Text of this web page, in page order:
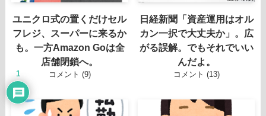
ユニクロ式の置くだけセル
フレジ、スーパーに来るか
も。一方Amazon Goは全
店舗閉鎖へ。
コメント (9)
日経新聞「資産運用はオル
カン一択で大丈夫か」。広
がる誤解。でもそれでいい
んだよ。
コメント (13)
1